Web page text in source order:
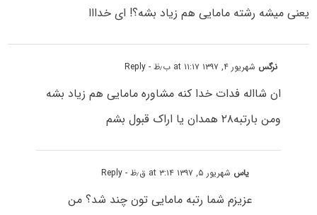
یعنی میشه رشته مامایی هم زیاد بشه؟! ای خدااا
نرگس شهریور ۴, ۱۳۹۷ at ۱۱:۱۷ ب٫ظ - Reply
ان شااله فدات خدا کنه مشاوره مامایی هم زیاد بشه
ومن بارتبه۲۸ همدان یا اراک قبول بشم
یاس شهریور ۵, ۱۳۹۷ at ۳:۱۴ ق٫ظ - Reply
عزیزم شما رتبه مامایی تون چند شد؟ من